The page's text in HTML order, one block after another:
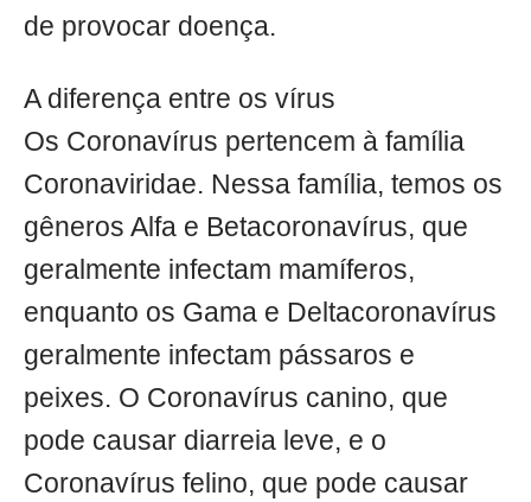
de provocar doença.
A diferença entre os vírus
Os Coronavírus pertencem à família
Coronaviridae. Nessa família, temos os
gêneros Alfa e Betacoronavírus, que
geralmente infectam mamíferos,
enquanto os Gama e Deltacoronavírus
geralmente infectam pássaros e
peixes. O Coronavírus canino, que
pode causar diarreia leve, e o
Coronavírus felino, que pode causar